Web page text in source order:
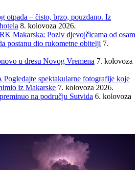
otpada – čisto, brzo, pouzdano. Iz
8. kolovoza 2026.
Makarska: Poziv djevojčicama od osam
postanu dio rukometne obitelji 7.
u dresu Novog Vremena 7. kolovoza
spektakularne fotografije koje
iz Makarske 7. kolovoza 2026.
na području Sutvida 6. kolovoza